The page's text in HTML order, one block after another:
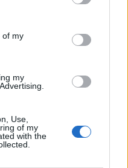
of my
my
Use,
of my
with the
w tej
pisania kolejnych